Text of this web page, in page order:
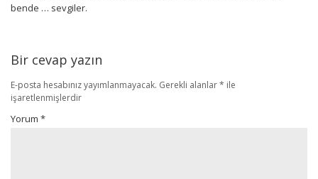
bende … sevgiler.
Bir cevap yazın
E-posta hesabınız yayımlanmayacak. Gerekli alanlar* ile
işaretlenmişlerdir
Yorum *